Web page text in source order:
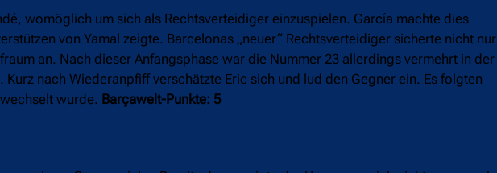
womöglich um sich als Rechtsverteidiger einzuspielen. García machte dies
von Yamal zeigte. Barcelonas „neuer“ Rechtsverteidiger sicherte nicht nur
an. Nach dieser Anfangsphase war die Nummer 23 allerdings vermehrt in der
nach Wiederanpfiff verschätzte Eric sich und lud den Gegner ein. Es folgten
wurde. Barçawelt-Punkte: 5